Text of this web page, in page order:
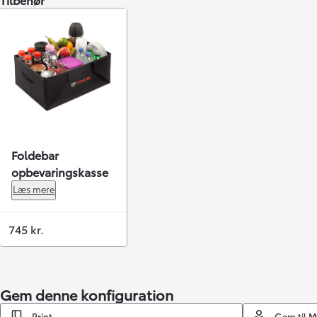
Foldebar
opbevaringskasse
Læs mere
745 kr.
Gem denne konfiguration